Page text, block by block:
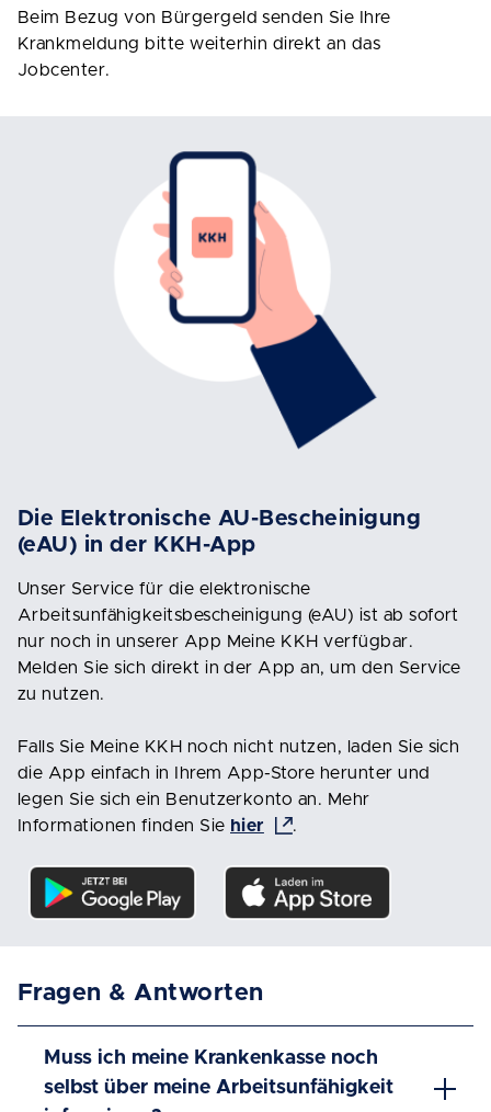
Beim Bezug von Bürgergeld senden Sie Ihre
Krankmeldung bitte weiterhin direkt an das
Jobcenter.
Die Elektronische AU-Bescheinigung
(eAU) in der KKH-App
Unser Service für die elektronische
Arbeitsunfähigkeitsbescheinigung (eAU) ist ab sofort
nur noch in unserer App Meine KKH verfügbar.
Melden Sie sich direkt in der App an, um den Service
zu nutzen.
Falls Sie Meine KKH noch nicht nutzen, laden Sie sich
die App einfach in Ihrem App-Store herunter und
legen Sie sich ein Benutzerkonto an. Mehr
Informationen finden Sie hier .
Fragen & Antworten
Muss ich meine Krankenkasse noch
selbst über meine Arbeitsunfähigkeit